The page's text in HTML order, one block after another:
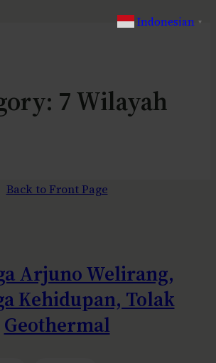
7 Wilayah
Back to Front Page
Arjuno Welirang,
Kehidupan, Tolak
Geothermal
Indonesian ▼